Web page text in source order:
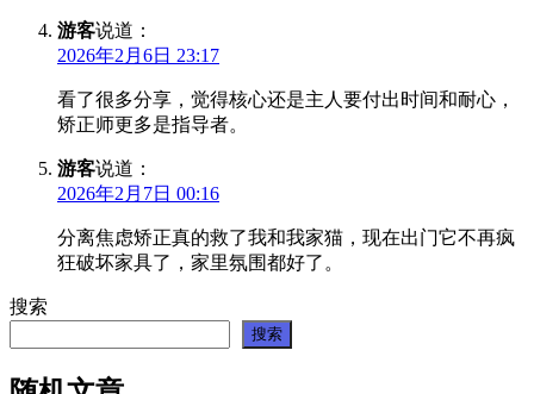
游客说道：
2026年2月6日 23:17
看了很多分享，觉得核心还是主人要付出时间和耐心，
矫正师更多是指导者。
游客说道：
2026年2月7日 00:16
分离焦虑矫正真的救了我和我家猫，现在出门它不再疯
狂破坏家具了，家里氛围都好了。
搜索
搜索